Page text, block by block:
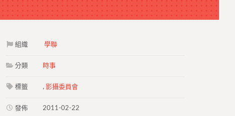
組織 學聯
分類 時事
標籤 ,影攝委員會
發佈 2011-02-22